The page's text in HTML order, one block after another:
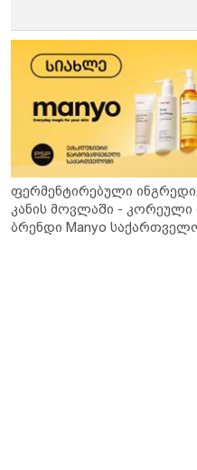
ფერმენტირებული
კანის მოვლაში - კორეული
ბრენდი Manyo